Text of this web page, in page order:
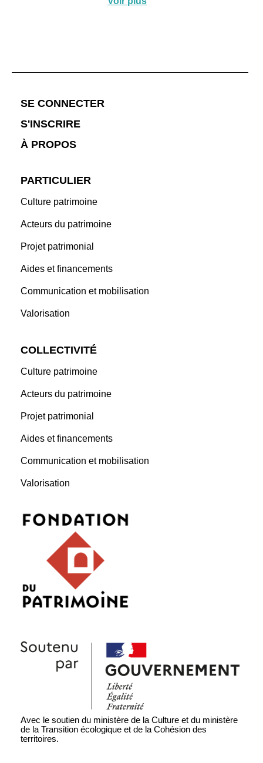
SE CONNECTER
S'INSCRIRE
À PROPOS
PARTICULIER
Culture patrimoine
Acteurs du patrimoine
Projet patrimonial
Aides et financements
Communication et mobilisation
Valorisation
COLLECTIVITÉ
Culture patrimoine
Acteurs du patrimoine
Projet patrimonial
Aides et financements
Communication et mobilisation
Valorisation
Avec le soutien du ministère de la Culture et du ministère
de la Transition écologique et de la Cohésion des
territoires.